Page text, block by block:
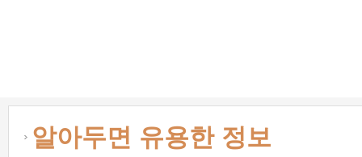
알아두면 유용한 정보